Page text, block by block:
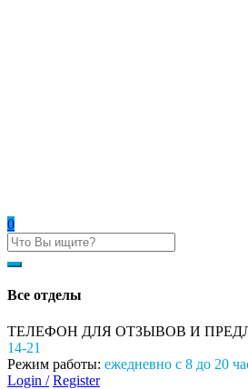
0
Все отделы
ТЕЛЕФОН ДЛЯ ОТЗЫВОВ И
14-21
Режим работы: ежедневно с 8 до 20
Login / Register